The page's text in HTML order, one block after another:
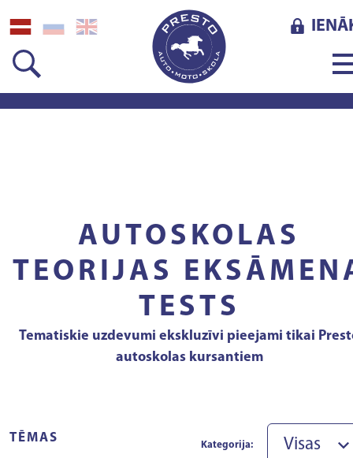
AUTOSKOLAS
TEORIJAS
TESTS
Tematiskie uzdevumi ekskluzīvi pieejami tikai
autoskolas kursantiem
Kategorija: Visas
TĒMAS